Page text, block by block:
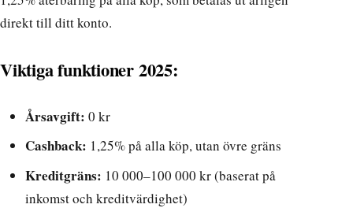
direkt till ditt konto.
Viktiga funktioner 2025:
Årsavgift: 0 kr
Cashback: 1,25% på alla köp, utan övre gräns
Kreditgräns: 10 000–100 000 kr (baserat på
inkomst och kreditvärdighet)